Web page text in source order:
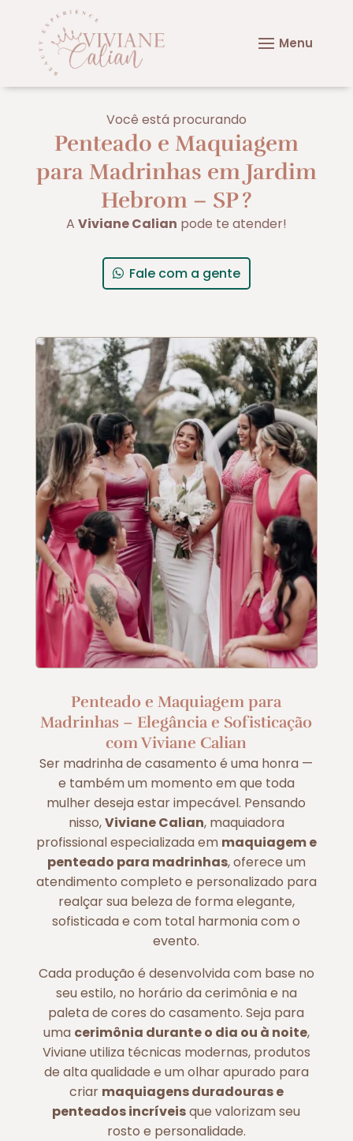
Você está procurando
Penteado e Maquiagem
para Madrinhas em Jardim
Hebrom – SP?
A Viviane Calian pode te atender!
Fale com a gente
Penteado e Maquiagem para
Madrinhas – Elegância e Sofisticação
com Viviane Calian
Ser madrinha de casamento é uma honra —
e também um momento em que toda
mulher deseja estar impecável. Pensando
nisso,Viviane Calian, maquiadora
profissional especializada em maquiagem e
penteado para madrinhas, oferece um
atendimento completo e personalizado para
realçar sua beleza de forma elegante,
sofisticada e com total harmonia com o
evento.
Cada produção é desenvolvida com base no
seu estilo, no horário da cerimônia e na
paleta de cores do casamento. Seja para
uma cerimônia durante o dia ou à noite,
Viviane utiliza técnicas modernas, produtos
de alta qualidade e um olhar apurado para
criar maquiagens duradouras e
penteados incríveisque valorizam seu
rosto e personalidade.